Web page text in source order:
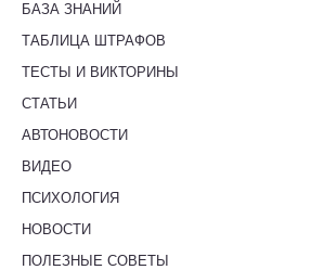
БАЗА ЗНАНИЙ
ТАБЛИЦА ШТРАФОВ
ТЕСТЫ И ВИКТОРИНЫ
СТАТЬИ
АВТОНОВОСТИ
ВИДЕО
ПСИХОЛОГИЯ
НОВОСТИ
ПОЛЕЗНЫЕ СОВЕТЫ